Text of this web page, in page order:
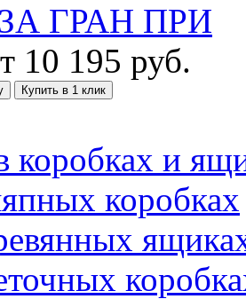
ГРАН ПРИ
10 195 руб.
Купить в 1 клик
коробках и
коробках